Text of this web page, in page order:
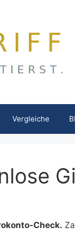
Vergleiche
Check.